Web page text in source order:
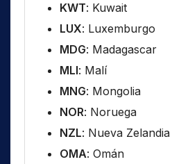
KWT: Kuwait
LUX: Luxemburgo
MDG: Madagascar
MLI: Malí
MNG: Mongolia
NOR: Noruega
NZL: Nueva Zelandia
OMA: Omán